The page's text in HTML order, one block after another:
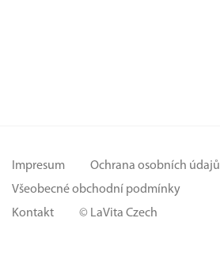
Impresum
Ochrana osobních údajů
Všeobecné obchodní podmínky
Kontakt
© LaVita Czech